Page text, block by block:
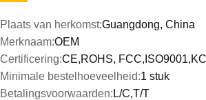
Plaats van herkomst:Guangdong, China
Merknaam:OEM
Certificering:CE,ROHS,
Minimale bestelhoeveelheid:1 stuk
Betalingsvoorwaarden: L/C,T/T